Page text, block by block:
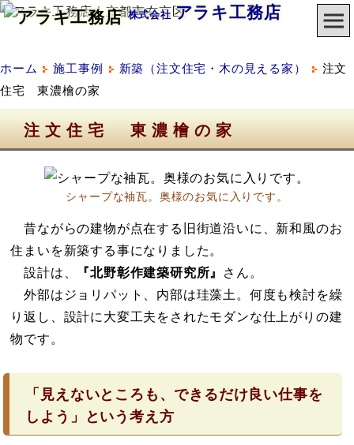
株式会社アラキ工務店
ホーム 施工事例 新築（注文住宅・木の見える家）
注文
住宅 東濃檜の家
注文住宅 東濃檜の家
シャープな袖瓦。奥様のお気に入りです。
昔ながらの建物が点在する旧街道沿いに、新和風のお
住まいを新築する事になりました。
設計は、
『北野彰作建築研究所』 さん。
外部はジョリパット、内部は珪藻土。何度も検討を繰
り返し、設計に大変工夫をされたモダンな仕上がりの建
物です。
「見えないところも、できるだけ良い仕事を
しよう」という考え方